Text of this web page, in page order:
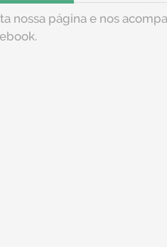
nossa página e nos